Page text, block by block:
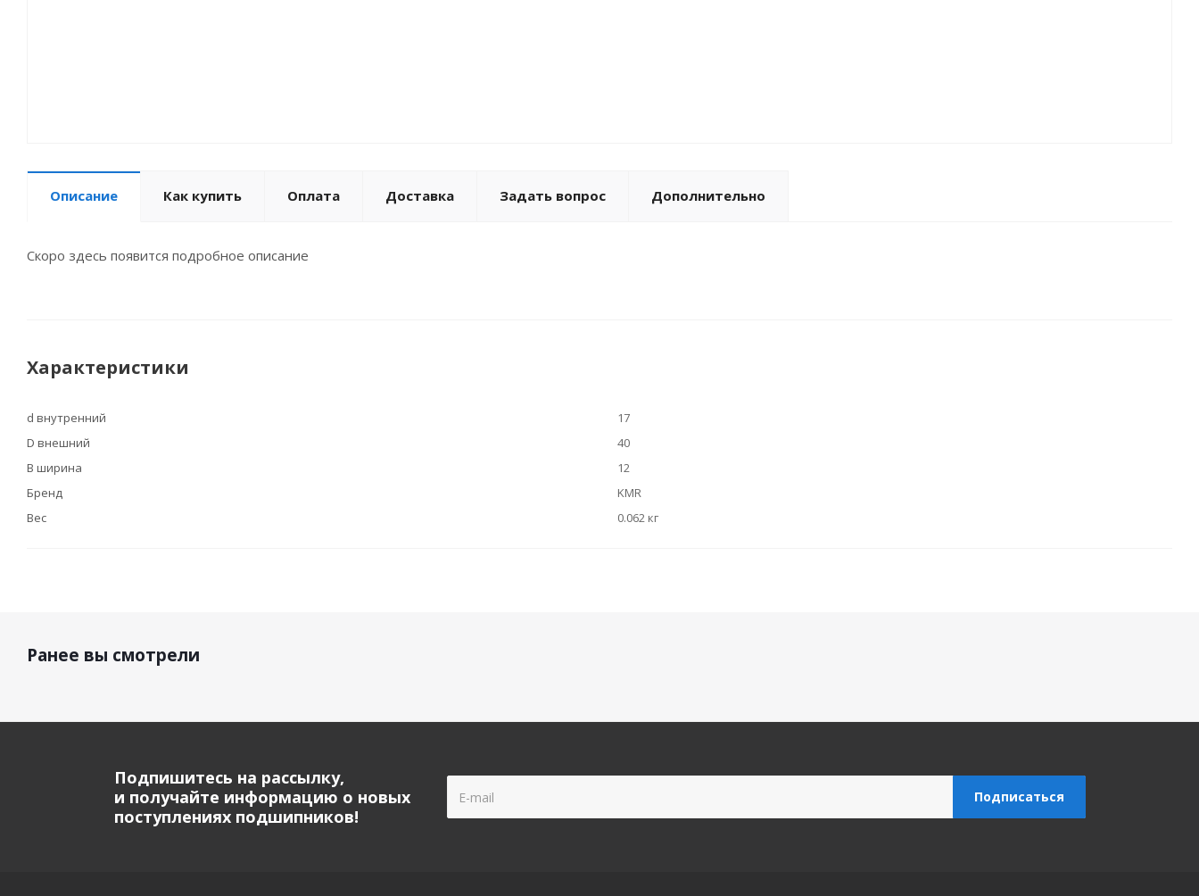
Описание Как купить Оплата Доставка Задать вопрос Дополнительно
Скоро здесь появится подробное описание
Характеристики
d внутренний
17
D внешний
40
B ширина
12
Бренд
KMR
Вес
0.062 кг
Ранее вы смотрели
Подпишитесь на рассылку,
и получайте информацию о новых
поступлениях подшипников!